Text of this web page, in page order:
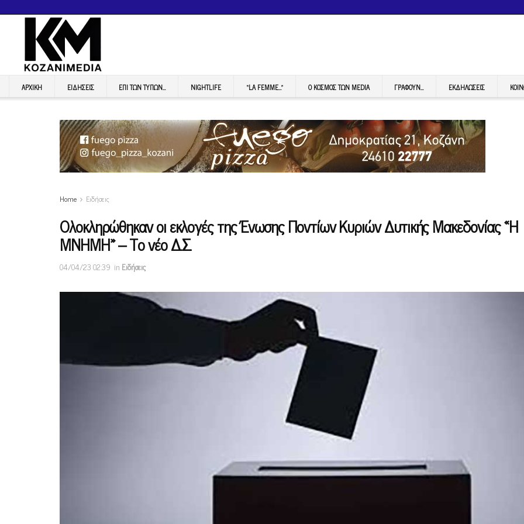
ΑΡΧΙΚΉ ΕΙΔΉΣΕΙΣ ΕΠI ΤΩΝ ΤΥΠΩΝ… NIGHTLIFE “LA FEMME…” Ο ΚΟΣΜΟΣ ΤΩΝ MEDIA ΓΡΆΦΟΥΝ… ΕΚΔΗΛΏΣΕΙΣ
Home Ειδήσεις
Ολοκληρώθηκαν οι εκλογές της Ένωσης Ποντίων Κυριών Δυτικής Μακεδονίας «Η
ΜΝΗΜΗ» – Το νέο Δ.Σ.
04/04/23 02:39 in Ειδήσεις